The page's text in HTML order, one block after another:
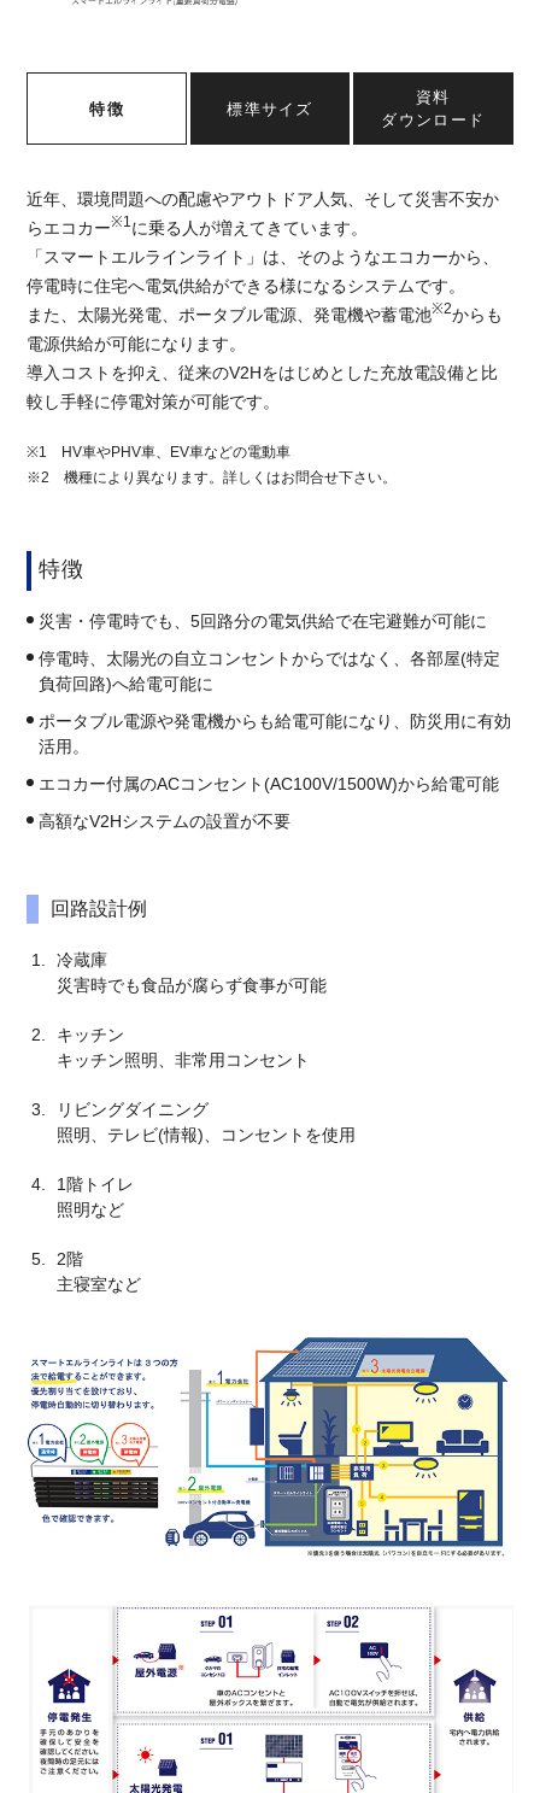
特徴 標準サイズ
資料
ダウンロード
近年、環境問題への配慮やアウトドア人気、そして災害不安か
らエコカー※1に乗る人が増えてきています。
「スマートエルラインライト」は、そのようなエコカーから、
停電時に住宅へ電気供給ができる様になるシステムです。
また、太陽光発電、ポータブル電源、発電機や蓄電池※2からも
電源供給が可能になります。
導入コストを抑え、従来のV2Hをはじめとした充放電設備と比
較し手軽に停電対策が可能です。
※1 HV車やPHV車、EV車などの電動車
※2 機種により異なります。詳しくはお問合せ下さい。
特徴
災害・停電時でも、5回路分の電気供給で在宅避難が可能に
停電時、太陽光の自立コンセントからではなく、各部屋(特定
負荷回路)へ給電可能に
ポータブル電源や発電機からも給電可能になり、防災用に有効
活用。
エコカー付属のACコンセント(AC100V/1500W)から給電可能
高額なV2Hシステムの設置が不要
回路設計例
冷蔵庫
災害時でも食品が腐らず食事が可能
キッチン
キッチン照明、非常用コンセント
リビングダイニング
照明、テレビ(情報)、コンセントを使用
1階トイレ
照明など
2階
主寝室など